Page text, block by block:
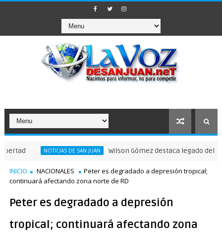
NOTICIAS DE SAN JUAN Wilson Gómez destaca legado del
INICIO NACIONALES
Peter es degradado a depresión tropical;
continuará afectando zona norte de RD
Peter es degradado a depresión
tropical; continuará afectando zona